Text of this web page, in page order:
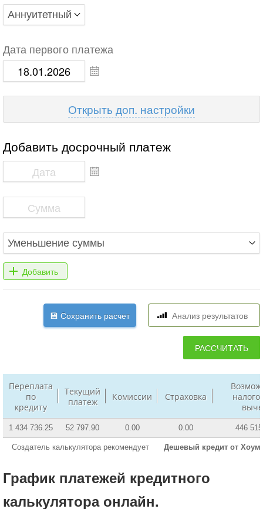
Дата первого платежа
доп. настройки
Добавить досрочный платеж
Переплата
по
кредиту
Текущий
платеж
Комиссии Страховка
1 434 736.25 52 797.90 0.00 0.00 446
Создатель калькулятора рекомендует Дешевый кредит от Хоум
График платежей кредитного
калькулятора онлайн.